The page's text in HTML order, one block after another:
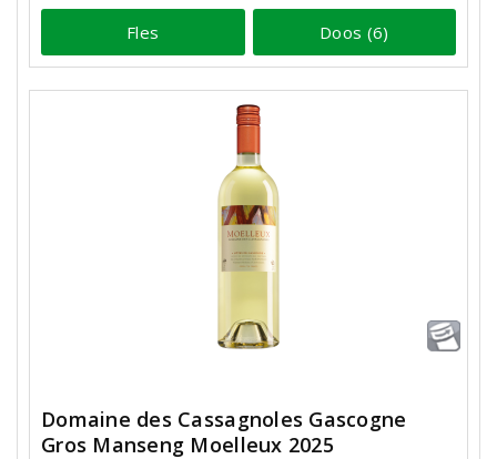
Fles Doos (6)
Domaine des Cassagnoles Gascogne
Gros Manseng Moelleux 2025